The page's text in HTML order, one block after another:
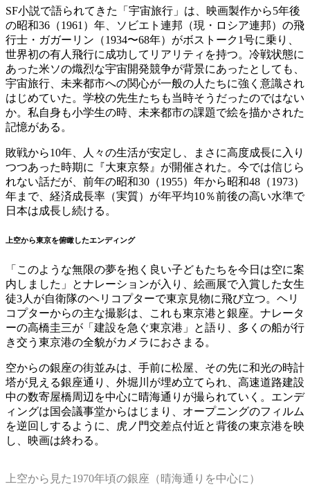
SF小説で語られてきた「宇宙旅行」は、映画製作から5年後
の昭和36（1961）年、ソビエト連邦（現・ロシア連邦）の飛
行士・ガガーリン（1934〜68年）がボストーク1号に乗り、
世界初の有人飛行に成功してリアリティを持つ。冷戦状態に
あった米ソの熾烈な宇宙開発競争が背景にあったとしても、
宇宙旅行、未来都市への関心が一般の人たちに強く意識され
はじめていた。学校の先生たちも当時そうだったのではない
か。私自身も小学生の時、未来都市の課題で絵を描かされた
記憶がある。
敗戦から10年、人々の生活が安定し、まさに高度成長に入り
つつあった時期に『大東京祭』が開催された。今では信じら
れない話だが、前年の昭和30（1955）年から昭和48（1973）
年まで、経済成長率（実質）が年平均10％前後の高い水準で
日本は成長し続ける。
上空から東京を俯瞰したエンディング
「このような無限の夢を抱く良い子どもたちを今日は空に案
内しました」とナレーションが入り、絵画展で入賞した女生
徒3人が自衛隊のヘリコプターで東京見物に飛び立つ。ヘリ
コプターからの主な撮影は、これも東京港と銀座。ナレータ
ーの高橋圭三が「建設を急ぐ東京港」と語り、多くの船が行
き交う東京港の全貌がカメラにおさまる。
空からの銀座の街並みは、手前に松屋、その先に和光の時計
塔が見える銀座通り、外堀川が埋め立てられ、高速道路建設
中の数寄屋橋周辺を中心に晴海通りが撮られていく。エンデ
ィングは国会議事堂からはじまり、オープニングのフィルム
を逆回しするように、虎ノ門交差点付近と背後の東京港を映
し、映画は終わる。
上空から見た1970年頃の銀座（晴海通りを中心に）